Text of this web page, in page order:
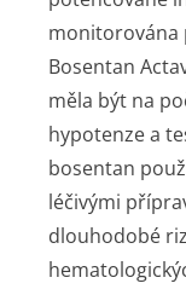
monitorována
Bosentan
měla být na
hypotenze a
bosentan
léčivými
dlouhodobé